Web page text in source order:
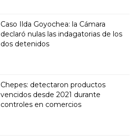
Caso Ilda Goyochea: la Cámara
declaró nulas las indagatorias de los
dos detenidos
Chepes: detectaron productos
vencidos desde 2021 durante
controles en comercios